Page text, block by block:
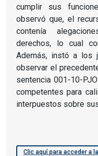
cumplir sus
observó que, el
contenía
derechos, lo cual
Además, instó a los
observar el
sentencia 001-10-
competentes para
interpuestos sobre
Clic aquí para acceder a